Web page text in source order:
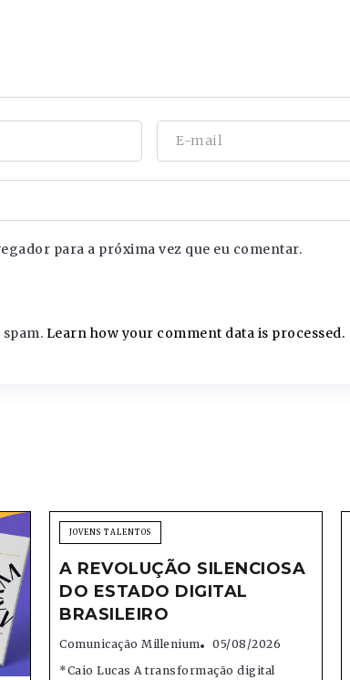
para a próxima vez que eu comentar.
Learn how your comment data is processed.
JOVENS TALENTOS
A REVOLUÇÃO SILENCIOSA
DO ESTADO DIGITAL
BRASILEIRO
Comunicação Millenium
05/08/2026
*Caio Lucas A transformação digital